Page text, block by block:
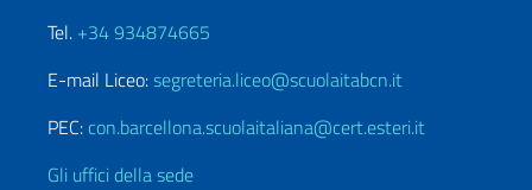
Tel. +34 934874665
E-mail Liceo:segreteria.liceo@scuolaitabcn.it
PEC: con.barcellona.scuolaitaliana@cert.esteri.it
Gli uffici della sede